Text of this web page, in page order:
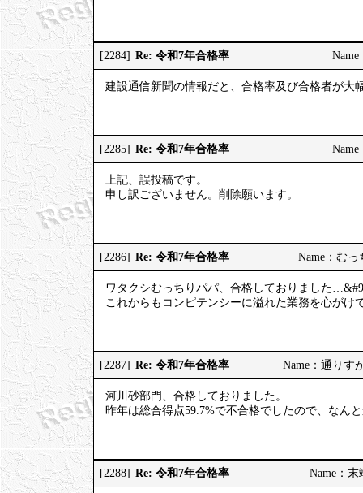
[2284] Re: 令和7年合格率
建設通信新聞の情報だと、合格率及び合格者が大
[2285] Re: 令和7年合格率
上記、誤投稿です。
申し訳ございません。削除願います。
[2286] Re: 令和7年合格率 Name：む
ワタクシむっちりパパ、合格しておりました
これからもコンピテンシーに溢れた業務を心がけ
[2287] Re: 令和7年合格率 Name：通りす
河川砂部門、合格しておりました。
昨年は総合得点59.7%で不合格でしたので、なん
[2288] Re: 令和7年合格率 Name：